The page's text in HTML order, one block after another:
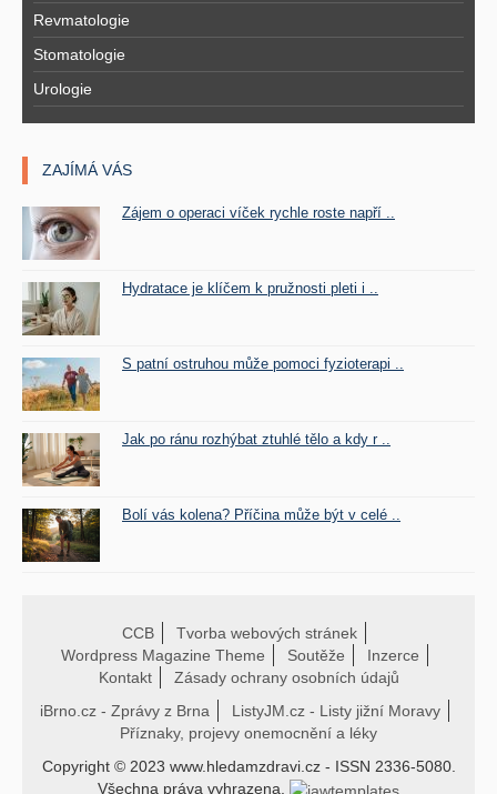
Revmatologie
Stomatologie
Urologie
ZAJÍMÁ VÁS
Zájem o operaci víček rychle roste napří ..
Hydratace je klíčem k pružnosti pleti i ..
S patní ostruhou může pomoci fyzioterapi ..
Jak po ránu rozhýbat ztuhlé tělo a kdy r ..
Bolí vás kolena? Příčina může být v celé ..
CCB
Tvorba webových stránek
Wordpress Magazine Theme
Soutěže
Inzerce
Kontakt
Zásady ochrany osobních údajů
iBrno.cz - Zprávy z Brna
ListyJM.cz - Listy jižní Moravy
Příznaky, projevy onemocnění a léky
Copyright © 2023 www.hledamzdravi.cz - ISSN 2336-5080.
Všechna práva vyhrazena.